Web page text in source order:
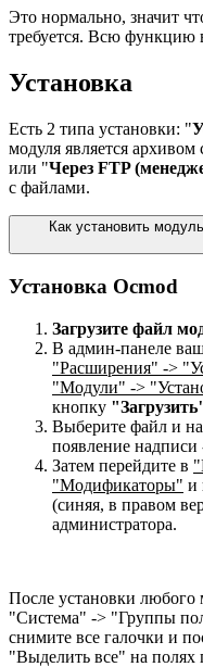
Это нормально, значит
требуется. Всю функцию
Установка
Есть 2 типа установки: "
модуля является
или "Через FTP
с файлами.
Как установить
Установка Ocmod
Загрузите файл
В админ-панеле
"Расширения" ->
"Модули" ->
кнопку
Выберите файл и
появление надписи
Затем перейдите в
"Модификаторы" и
(синяя, в правом
администратора.
После установки любого
"Система" -> "Группы
снимите все галочки и
"Выделить все" на полях